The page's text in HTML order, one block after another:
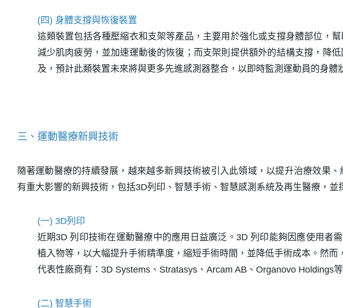
(四) 身體支撐與恢復裝置
這類裝置包括各種壓縮衣和支架等產品，主要用於強化或支撐身體部位，
減少肌肉疲勞，並加速運動後的恢復；而支架則提供額外的結構支撐，降
及，預計此類裝置未來將與更多先進感測器整合，以即時監測運動員的身體
三、運動醫療新興技術
隨著運動醫療的持續發展，越來越多新興技術被引入此領域，以提升治療效果
有重大影響的新興技術，包括3D列印、智慧手術、智慧感測系統及再生醫療，並
(一) 3D列印
近期3D 列印技術在運動醫療中的應用日益廣泛。3D 列印能夠因應使用者
植入物等，以大幅提升手術精準度，縮短手術時間，並降低手術成本。然
代表性廠商有：3D Systems、Stratasys、Arcam AB、Organovo Holdings等
(二) 智慧手術